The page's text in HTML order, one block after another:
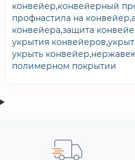
конвейер,конвейерный
профнастила на конвейер,
конвейера,защита
укрытия конвейеров,
укрыть конвейер,
полимерном покрытии